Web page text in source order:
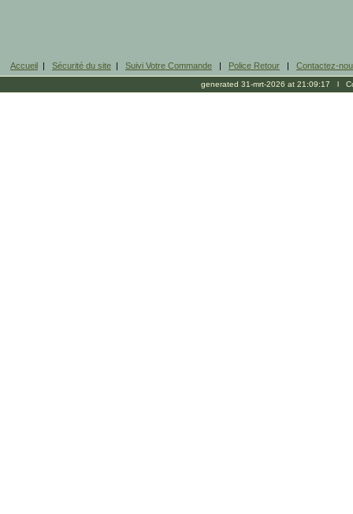
Accueil | Sécurité du site | Suivi Votre Commande | Police Retour | Contactez-
generated 31-mrt-2026 at 21:09:17 l